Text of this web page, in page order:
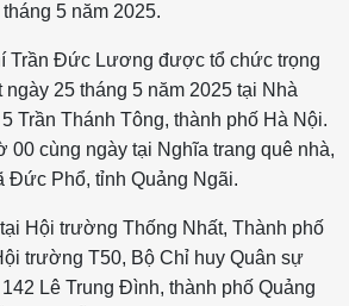
5 năm 2025.
Trần Đức Lương được tổ chức trọng
25 tháng 5 năm 2025 tại Nhà
Trần Thánh Tông, thành phố Hà Nội.
00 cùng ngày tại Nghĩa trang quê nhà,
Đức Phổ, tỉnh Quảng Ngãi.
Hội trường Thống Nhất, Thành phố
trường T50, Bộ Chỉ huy Quân sự
Lê Trung Đình, thành phố Quảng